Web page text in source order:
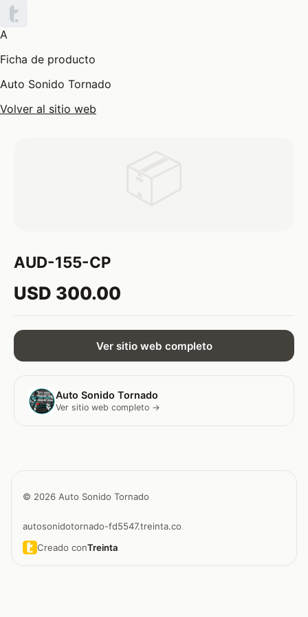
A
Ficha de producto
Auto Sonido Tornado
Volver al sitio web
AUD-155-CP
USD 300.00
Ver sitio web completo
Auto Sonido Tornado
Ver sitio web completo →
© 2026 Auto Sonido Tornado
autosonidotornado-fd5547.treinta.co
Creado conTreinta